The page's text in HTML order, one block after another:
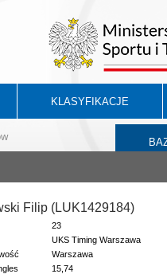
KLASYFIKACJE
Filip (LUK1429184)
23
UKS Timing Warszawa
Warszawa
15,74